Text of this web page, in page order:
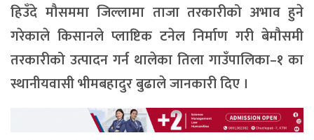
हिउँदे मौसममा जिल्लामा ताजा तरकारीको अभाव हुने
गरेकाले किसानले प्लाष्टिक टनेल निर्माण गरी बेमौसमी
तरकारीको उत्पादन गर्न थालेका तिला गाउँपालिका–१ का
स्थानीयवासी भीमबहादुर बुढाले जानकारी दिए ।